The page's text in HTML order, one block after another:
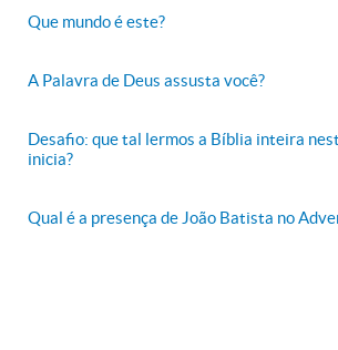
Que mundo é este?
A Palavra de Deus assusta você?
Desafio: que tal lermos a Bíblia inteira
inicia?
Qual é a presença de João Batista no